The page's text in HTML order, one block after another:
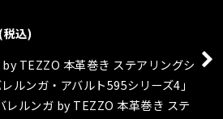
(税込)
TEZZO 本革巻き ステアリングシ
ルンガ・アバルト595シリーズ4」
レルンガ by TEZZO 本革巻き ステ